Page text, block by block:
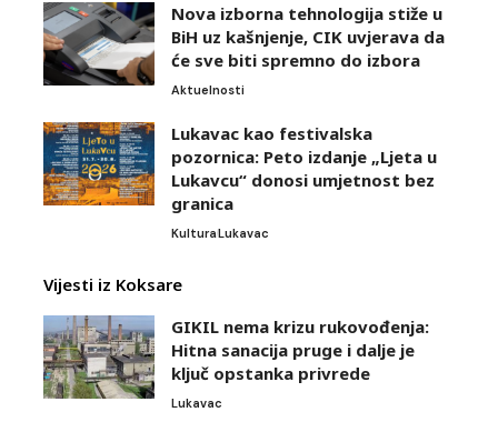
Nova izborna tehnologija stiže u
BiH uz kašnjenje, CIK uvjerava da
će sve biti spremno do izbora
Aktuelnosti
Lukavac kao festivalska
pozornica: Peto izdanje „Ljeta u
Lukavcu“ donosi umjetnost bez
granica
KulturaLukavac
Vijesti iz Koksare
GIKIL nema krizu rukovođenja:
Hitna sanacija pruge i dalje je
ključ opstanka privrede
Lukavac